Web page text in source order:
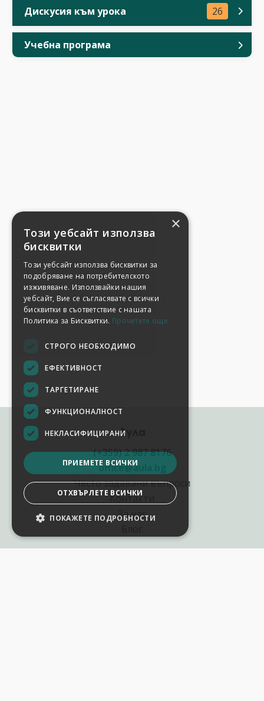
Дискусия към урока 26
Учебна програма
Аула
(+359) 2 987 8176
office@aula.bg
Често задавани въпроси
Контакти
За нас
×
Този уебсайт използва
бисквитки
Този уебсайт използва бисквитки за
подобряване на потребителското
изживяване. Използвайки нашия
уебсайт, Вие се съгласявате с всички
бисквитки в съответствие с нашата
Политика за Бисквитки. Прочетете още
СТРОГО НЕОБХОДИМО
ЕФЕКТИВНОСТ
ТАРГЕТИРАНЕ
ФУНКЦИОНАЛНОСТ
НЕКЛАСИФИЦИРАНИ
ПРИЕМЕТЕ ВСИЧКИ
ОТХВЪРЛЕТЕ ВСИЧКИ
ПОКАЖЕТЕ ПОДРОБНОСТИ